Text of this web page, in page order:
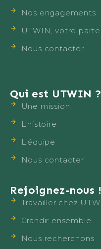
Nos engagements
UTWIN, votre
Nous contacter
Qui est UTWIN ?
Une mission
L’histoire
L’équipe
Nous contacter
Rejoignez-nous !
Travailler chez
Grandir ensemble
Nous recherchons